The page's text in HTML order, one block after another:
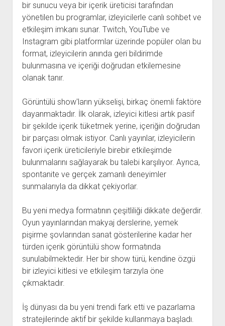
bir sunucu veya bir içerik üreticisi tarafından
yönetilen bu programlar, izleyicilerle canlı sohbet ve
etkileşim imkanı sunar. Twitch, YouTube ve
Instagram gibi platformlar üzerinde popüler olan bu
format, izleyicilerin anında geri bildirimde
bulunmasına ve içeriği doğrudan etkilemesine
olanak tanır.
Görüntülü show'ların yükselişi, birkaç önemli faktöre
dayanmaktadır. İlk olarak, izleyici kitlesi artık pasif
bir şekilde içerik tüketmek yerine, içeriğin doğrudan
bir parçası olmak istiyor. Canlı yayınlar, izleyicilerin
favori içerik üreticileriyle birebir etkileşimde
bulunmalarını sağlayarak bu talebi karşılıyor. Ayrıca,
spontanite ve gerçek zamanlı deneyimler
sunmalarıyla da dikkat çekiyorlar.
Bu yeni medya formatının çeşitliliği dikkate değerdir.
Oyun yayınlarından makyaj derslerine, yemek
pişirme şovlarından sanat gösterilerine kadar her
türden içerik görüntülü show formatında
sunulabilmektedir. Her bir show türü, kendine özgü
bir izleyici kitlesi ve etkileşim tarzıyla öne
çıkmaktadır.
İş dünyası da bu yeni trendi fark etti ve pazarlama
stratejilerinde aktif bir şekilde kullanmaya başladı.